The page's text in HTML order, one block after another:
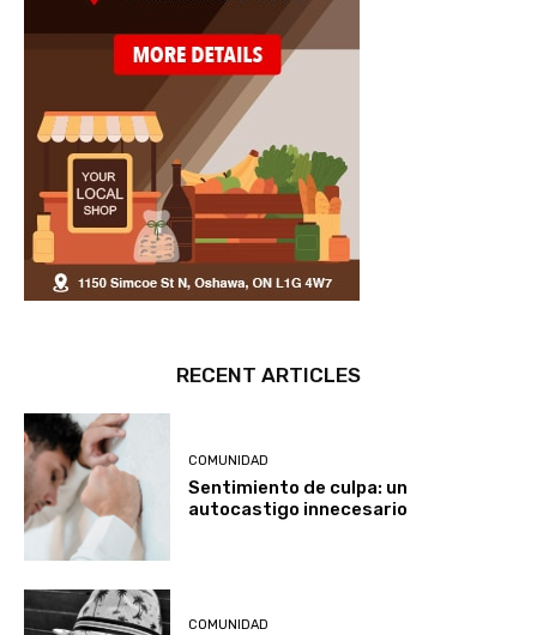
RECENT ARTICLES
COMUNIDAD
Sentimiento de culpa: un
autocastigo innecesario
COMUNIDAD